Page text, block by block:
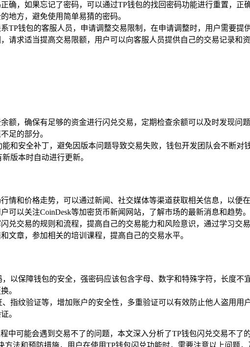
确，如果忘记了密码，可以通过TP钱包的找回密码功能进行重置，正
地方，避免使用简单易猜的密码。
TP钱包的客服人员，申请调整交易限制，在申请调整时，用户需要
请求适当提高交易限额，用户可以向客服人员提供自己的交易记录和
额，确保有足够的资金进行闪兑交易，定期检查余额可以及时发现问
足的部分。
和安全补丁，避免因版本问题导致交易失败，钱包开发团队会不断对
版本时自动进行更新。
情和价格走势，可以通过新闻、社交媒体等渠道获取相关信息，以便
以关注CoinDesk等加密货币新闻网站，了解市场的最新消息和趋势。
兑交易的规则和流程，提高自己的交易能力和风险意识，通过学习交
文章，参加相关的培训课程，提高自己的交易水平。
以保障钱包的安全，强密码应该包含字母、数字和特殊字符，长度
。
指纹验证等，增加账户的安全性，多重验证可以有效防止他人盗用用
。
中可能会遇到交易不了的问题，本文深入分析了TP钱包闪兑交易不了
法和预防措施，用户在使用TP钱包闪兑功能时，需要注意以上问题